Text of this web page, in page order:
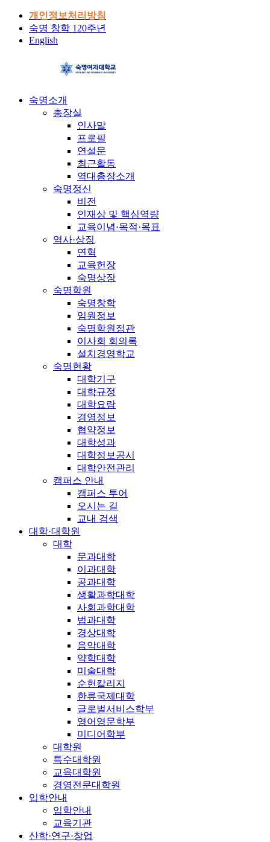
개인정보처리방침
숙명 창학 120주년
English
숙명소개
총장실
인사말
프로필
연설문
최근활동
역대총장소개
숙명정신
비전
인재상 및 핵심역량
교육이념·목적·목표
역사·상징
연혁
교육헌장
숙명상징
숙명학원
숙명창학
임원정보
숙명학원정관
이사회 회의록
설치경영학교
숙명현황
대학기구
대학규정
대학요람
경영정보
협약정보
대학성과
대학정보공시
대학안전관리
캠퍼스 안내
캠퍼스 투어
오시는 길
교내 검색
대학·대학원
대학
문과대학
이과대학
공과대학
생활과학대학
사회과학대학
법과대학
경상대학
음악대학
약학대학
미술대학
순헌칼리지
한류국제대학
글로벌서비스학부
영어영문학부
미디어학부
대학원
특수대학원
교육대학원
경영전문대학원
입학안내
입학안내
교육기관
산학·연구·창업